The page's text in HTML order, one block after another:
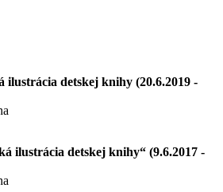
ilustrácia detskej knihy (20.6.2019 -
ilustrácia detskej knihy“ (9.6.2017 -